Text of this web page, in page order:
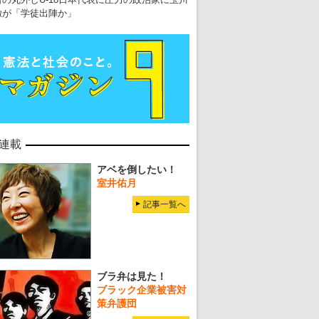
「学徒出陣か」
載
アベを倒したい！
室井佑月
記事一覧へ
ブラ弁は見た！
ブラック企業被害対
策弁護団